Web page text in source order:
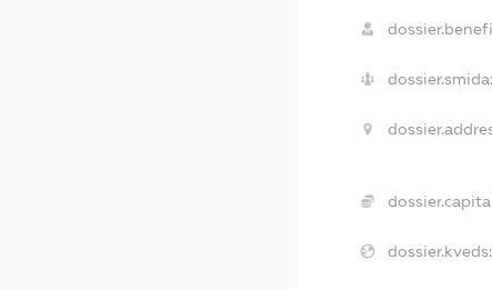
dossier.smida:
dossier.kveds: